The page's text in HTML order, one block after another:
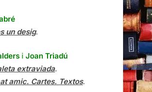
un desig.
i Joan Triadú
extraviada.
amic. Cartes. Textos.